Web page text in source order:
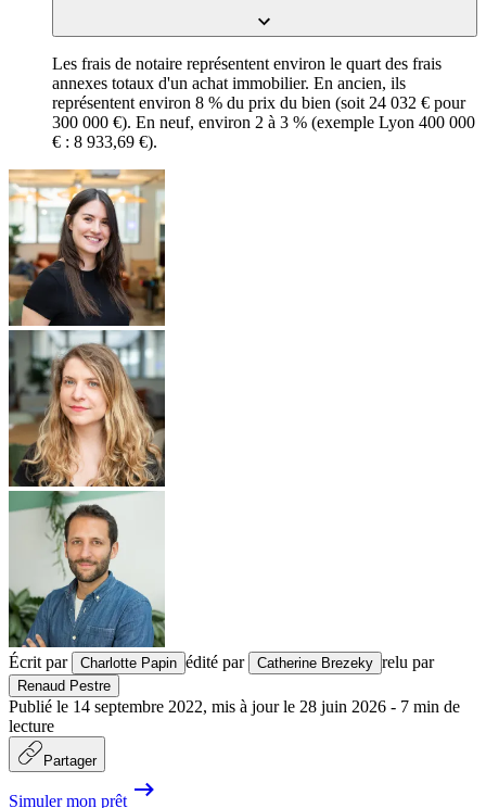
Les frais de notaire représentent environ le quart des frais
annexes totaux d'un achat immobilier. En ancien, ils
représentent environ 8 % du prix du bien (soit 24 032 € pour
300 000 €). En neuf, environ 2 à 3 % (exemple Lyon 400 000
€ : 8 933,69 €).
Écrit par Charlotte Papin édité par Catherine Brezeky relu par
Renaud Pestre
Publié le 14 septembre 2022, mis à jour le 28 juin 2026 - 7 min de
lecture
Partager
Simuler mon prêt